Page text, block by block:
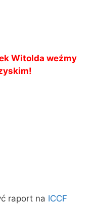
Witolda weźmy
raport na ICCF